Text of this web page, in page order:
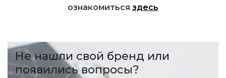
ознакомиться здесь
Не нашли свой бренд или
появились вопросы?